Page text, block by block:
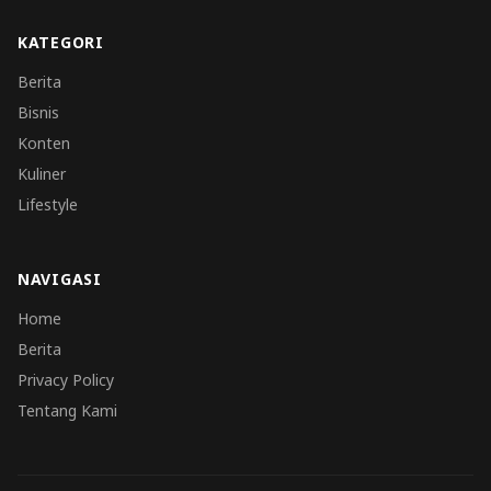
KATEGORI
Berita
Bisnis
Konten
Kuliner
Lifestyle
NAVIGASI
Home
Berita
Privacy Policy
Tentang Kami